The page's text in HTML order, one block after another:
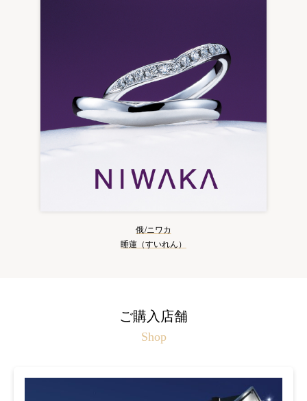
俄/ニワカ
睡蓮（すいれん）
ご購入店舗
Shop